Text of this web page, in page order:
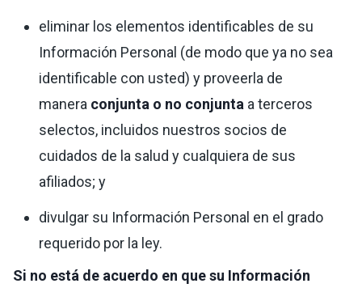
eliminar los elementos identificables de su
Información Personal (de modo que ya no sea
identificable con usted) y proveerla de
manera conjunta o no conjunta a terceros
selectos, incluidos nuestros socios de
cuidados de la salud y cualquiera de sus
afiliados; y
divulgar su Información Personal en el grado
requerido por la ley.
Si no está de acuerdo en que su Información